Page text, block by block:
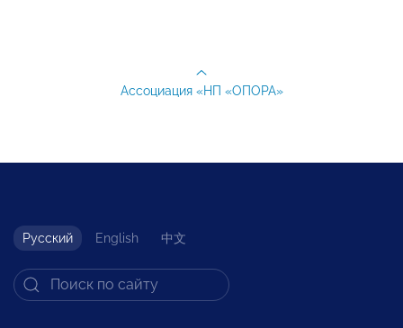
Ассоциация «НП «ОПОРА»
Русский English 中文